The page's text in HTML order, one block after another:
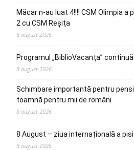
Măcar n-au luat 4!!!! CSM Olimpia a
2 cu CSM Reșița
8 august 2026
Programul „BiblioVacanța”
8 august 2026
Schimbare importantă pentru
toamnă pentru mii de români
8 august 2026
8 August – ziua internațională a
8 august 2026